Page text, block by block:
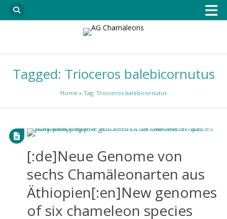
Tagged: Trioceros balebicornutus
Home » Tag: Trioceros balebicornutus
[:de]Neue Genome von
sechs Chamäleonarten aus
Äthiopien[:en]New genomes
of six chameleon species